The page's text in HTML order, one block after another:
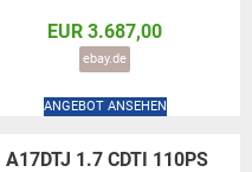
EUR 3.687,00
ebay.de
ANGEBOT ANSEHEN
1.7 CDTI 110PS